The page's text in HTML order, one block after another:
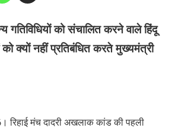
गतिविधियोंकोसंचालितकरनेवालेहिंदू
कोक्योंनहींप्रतिबंधितकरतेमुख्यमंत्री
रिहाई मंच दादरी अखलाक कांड की पहली